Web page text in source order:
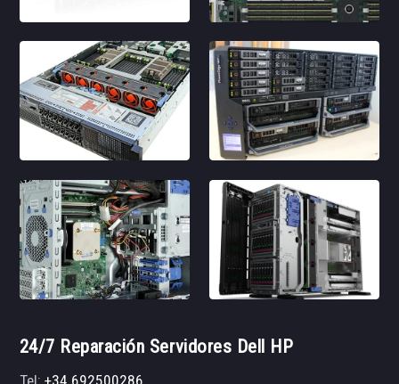
24/7 Reparación Servidores Dell HP
Tel:+34 692500286